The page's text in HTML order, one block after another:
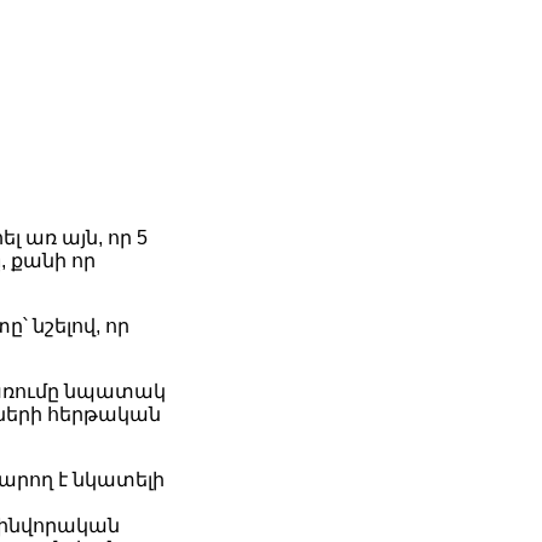
առ այն, որ 5
քանի որ
նշելով, որ
նպատակ
հերթական
է նկատելի